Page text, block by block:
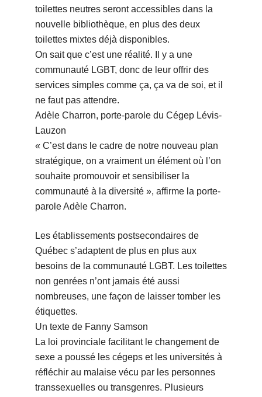
toilettes neutres seront accessibles dans la
nouvelle bibliothèque, en plus des deux
toilettes mixtes déjà disponibles.
On sait que c’est une réalité. Il y a une
communauté LGBT, donc de leur offrir des
services simples comme ça, ça va de soi, et il
ne faut pas attendre.
Adèle Charron, porte-parole du Cégep Lévis-
Lauzon
« C’est dans le cadre de notre nouveau plan
stratégique, on a vraiment un élément où l’on
souhaite promouvoir et sensibiliser la
communauté à la diversité », affirme la porte-
parole Adèle Charron.
Les établissements postsecondaires de
Québec s’adaptent de plus en plus aux
besoins de la communauté LGBT. Les toilettes
non genrées n’ont jamais été aussi
nombreuses, une façon de laisser tomber les
étiquettes.
Un texte de Fanny Samson
La loi provinciale facilitant le changement de
sexe a poussé les cégeps et les universités à
réfléchir au malaise vécu par les personnes
transsexuelles ou transgenres. Plusieurs